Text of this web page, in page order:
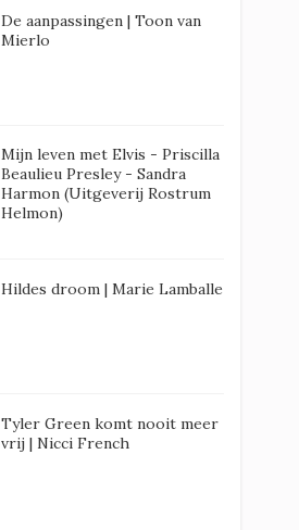
De aanpassingen | Toon van
Mierlo
Mijn leven met Elvis - Priscilla
Beaulieu Presley - Sandra
Harmon (Uitgeverij Rostrum
Helmon)
Hildes droom | Marie Lamballe
Tyler Green komt nooit meer
vrij | Nicci French